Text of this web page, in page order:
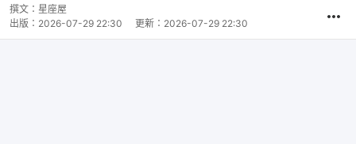
撰文： 星座屋
出版： 2026-07-29 22:30 更新： 2026-07-29 22:30